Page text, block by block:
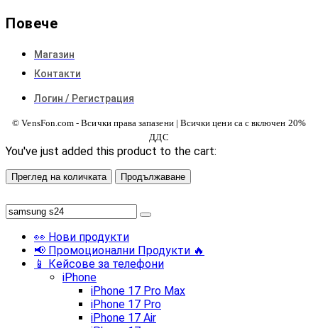
Повече
Магазин
Контакти
Логин / Регистрация
© VensFon.com - Всички права запазени | Всички цени са с включен 20%
ДДС
You've just added this product to the cart:
Преглед на количката Продължаване
👀 Нови продукти
📢 Промоционални Продукти 🔥
📱 Кейсове за телефони
iPhone
iPhone 17 Pro Max
iPhone 17 Pro
iPhone 17 Air